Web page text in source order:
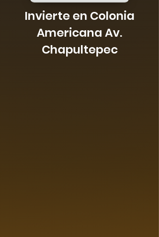
Invierte en Colonia
Americana Av.
Chapultepec